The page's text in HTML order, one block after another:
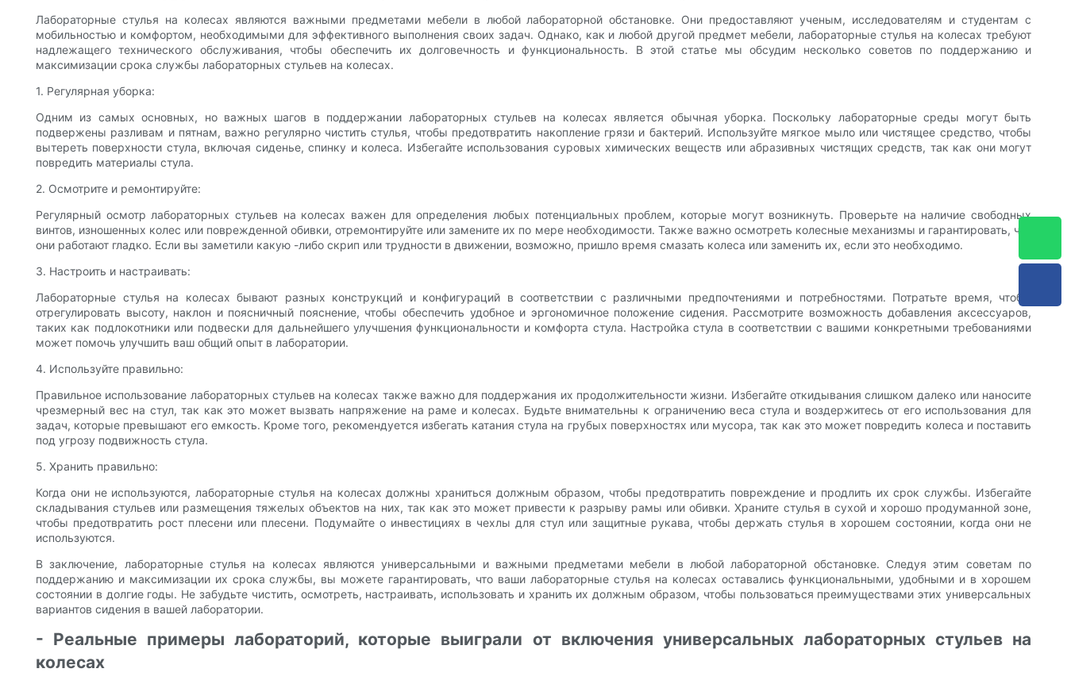
Лабораторные стулья на колесах являются важными предметами мебели в любой лабораторной обстановке. Они предоставляют ученым, исследователям и студентам с
мобильностью и комфортом, необходимыми для эффективного выполнения своих задач. Однако, как и любой другой предмет мебели, лабораторные стулья на колесах требуют
надлежащего технического обслуживания, чтобы обеспечить их долговечность и функциональность. В этой статье мы обсудим несколько советов по поддержанию и
максимизации срока службы лабораторных стульев на колесах.
1. Регулярная уборка:
Одним из самых основных, но важных шагов в поддержании лабораторных стульев на колесах является обычная уборка. Поскольку лабораторные среды могут быть
подвержены разливам и пятнам, важно регулярно чистить стулья, чтобы предотвратить накопление грязи и бактерий. Используйте мягкое мыло или чистящее средство, чтобы
вытереть поверхности стула, включая сиденье, спинку и колеса. Избегайте использования суровых химических веществ или абразивных чистящих средств, так как они могут
повредить материалы стула.
2. Осмотрите и ремонтируйте:
Регулярный осмотр лабораторных стульев на колесах важен для определения любых потенциальных проблем, которые могут возникнуть. Проверьте на наличие свободных
винтов, изношенных колес или поврежденной обивки, отремонтируйте или замените их по мере необходимости. Также важно осмотреть колесные механизмы и гарантировать, что
они работают гладко. Если вы заметили какую -либо скрип или трудности в движении, возможно, пришло время смазать колеса или заменить их, если это необходимо.
3. Настроить и настраивать:
Лабораторные стулья на колесах бывают разных конструкций и конфигураций в соответствии с различными предпочтениями и потребностями. Потратьте время, чтобы
отрегулировать высоту, наклон и поясничный пояснение, чтобы обеспечить удобное и эргономичное положение сидения. Рассмотрите возможность добавления аксессуаров,
таких как подлокотники или подвески для дальнейшего улучшения функциональности и комфорта стула. Настройка стула в соответствии с вашими конкретными требованиями
может помочь улучшить ваш общий опыт в лаборатории.
4. Используйте правильно:
Правильное использование лабораторных стульев на колесах также важно для поддержания их продолжительности жизни. Избегайте откидывания слишком далеко или наносите
чрезмерный вес на стул, так как это может вызвать напряжение на раме и колесах. Будьте внимательны к ограничению веса стула и воздержитесь от его использования для
задач, которые превышают его емкость. Кроме того, рекомендуется избегать катания стула на грубых поверхностях или мусора, так как это может повредить колеса и поставить
под угрозу подвижность стула.
5. Хранить правильно:
Когда они не используются, лабораторные стулья на колесах должны храниться должным образом, чтобы предотвратить повреждение и продлить их срок службы. Избегайте
складывания стульев или размещения тяжелых объектов на них, так как это может привести к разрыву рамы или обивки. Храните стулья в сухой и хорошо продуманной зоне,
чтобы предотвратить рост плесени или плесени. Подумайте о инвестициях в чехлы для стул или защитные рукава, чтобы держать стулья в хорошем состоянии, когда они не
используются.
В заключение, лабораторные стулья на колесах являются универсальными и важными предметами мебели в любой лабораторной обстановке. Следуя этим советам по
поддержанию и максимизации их срока службы, вы можете гарантировать, что ваши лабораторные стулья на колесах оставались функциональными, удобными и в хорошем
состоянии в долгие годы. Не забудьте чистить, осмотреть, настраивать, использовать и хранить их должным образом, чтобы пользоваться преимуществами этих универсальных
вариантов сидения в вашей лаборатории.
- Реальные примеры лабораторий, которые выиграли от включения универсальных лабораторных стульев на
колесах